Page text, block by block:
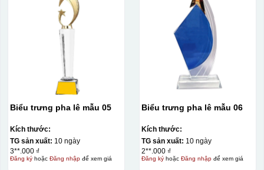
Biểu trưng pha lê mẫu 05
Kích thước:
TG sản xuất: 10 ngày
3**.000 ₫
Đăng kýhoặc Đăng nhậpđể xem giá
Biểu trưng pha lê mẫu 06
Kích thước:
TG sản xuất: 10 ngày
2**.000 ₫
Đăng kýhoặc Đăng nhậpđể xem giá